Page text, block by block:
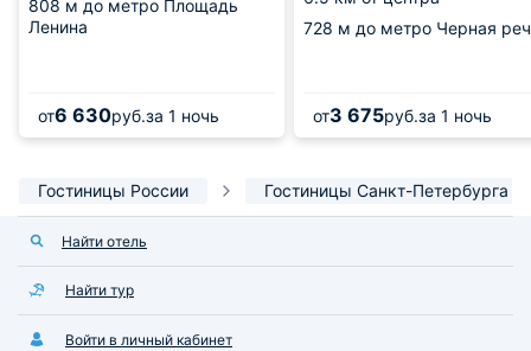
808 м до метро Площадь
Ленина
от6 630руб.за 1 ночь
728 м до метро Черная
от3 675руб.за 1 ночь
Гостиницы России Гостиницы Санкт-Петербурга
Найти отель
Найти тур
Войти в личный кабинет